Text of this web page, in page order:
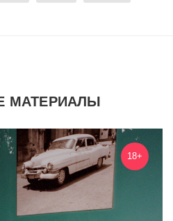
МАТЕРИАЛЫ
18+